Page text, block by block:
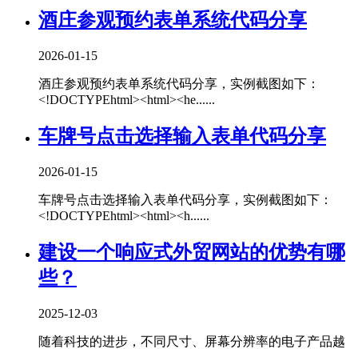
酒庄参观预约表单系统代码分享
2026-01-15
酒庄参观预约表单系统代码分享，实例截图如下：
<!DOCTYPEhtml><html><he......
车牌号点击选择输入表单代码分享
2026-01-15
车牌号点击选择输入表单代码分享，实例截图如下：
<!DOCTYPEhtml><html><h......
建设一个响应式外贸网站的优势有哪
些？
2025-12-03
随着科技的进步，不同尺寸、屏幕分辨率的电子产品越